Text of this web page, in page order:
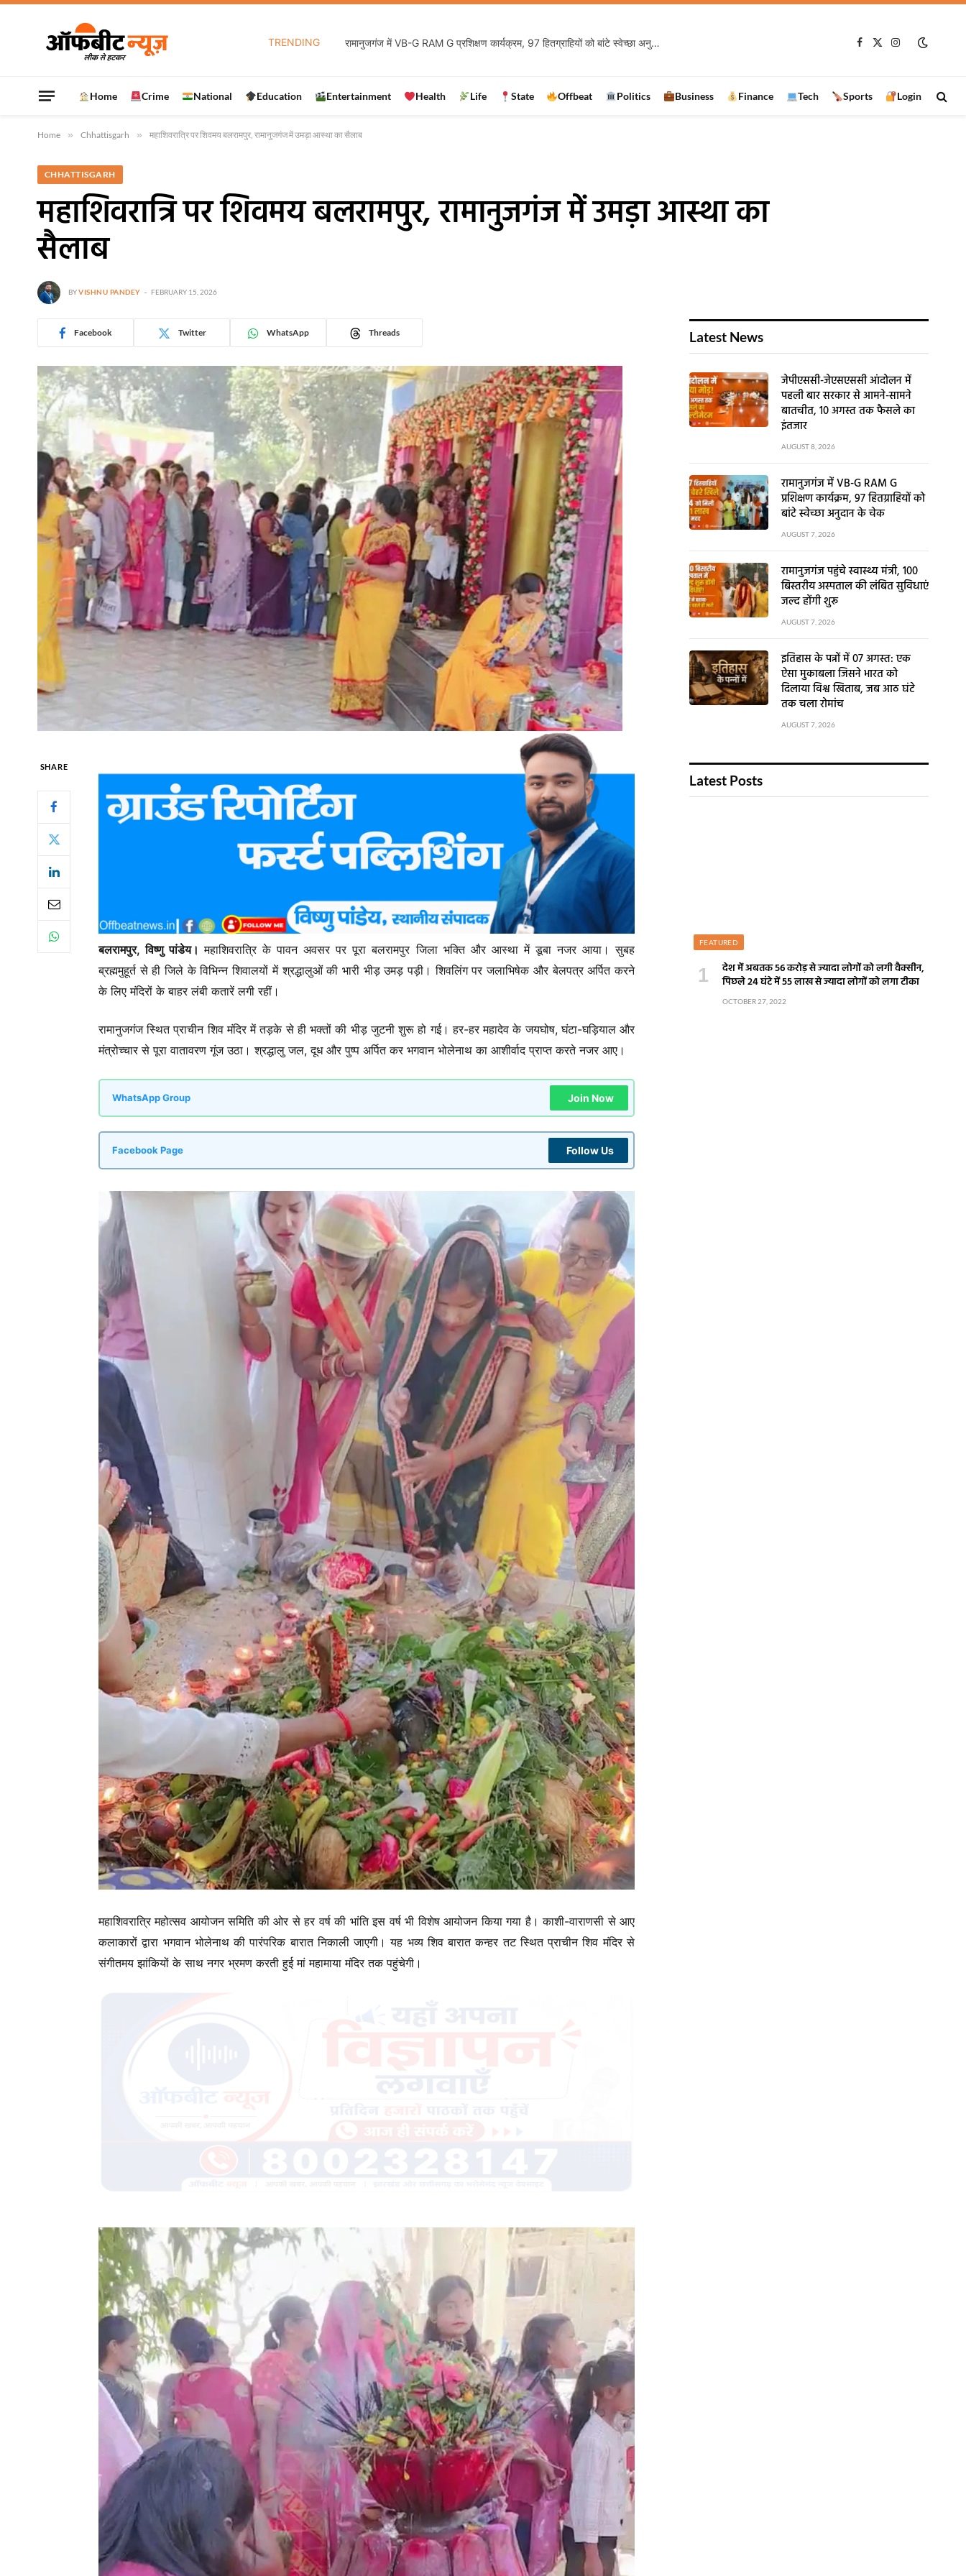
TRENDING रामानुजगंज में VB-G RAM G प्रशिक्षण कार्यक्रम, 97 हितग्राहियों को बांटे स्वेच्छा अनुदान के चेक
Facebook
X
Instagram
Home Crime National Education Entertainment Health Life State Offbeat Politics Business Finance Tech Sports Login
Home » Chhattisgarh » महाशिवरात्रि पर शिवमय बलरामपुर, रामानुजगंज में उमड़ा आस्था का सैलाब
CHHATTISGARH
महाशिवरात्रि पर शिवमय बलरामपुर, रामानुजगंज में उमड़ा आस्था का
सैलाब
BYVISHNU PANDEY FEBRUARY 15, 2026
Facebook Twitter WhatsApp Threads
SHARE
बलरामपुर, विष्णु पांडेय।महाशिवरात्रि के पावन अवसर पर पूरा बलरामपुर जिला भक्ति और आस्था में डूबा नजर आया। सुबह
ब्रह्ममुहूर्त से ही जिले के विभिन्न शिवालयों में श्रद्धालुओं की भारी भीड़ उमड़ पड़ी। शिवलिंग पर जलाभिषेक और बेलपत्र अर्पित करने
के लिए मंदिरों के बाहर लंबी कतारें लगी रहीं।
रामानुजगंज स्थित प्राचीन शिव मंदिर में तड़के से ही भक्तों की भीड़ जुटनी शुरू हो गई। हर-हर महादेव के जयघोष, घंटा-घड़ियाल और
मंत्रोच्चार से पूरा वातावरण गूंज उठा। श्रद्धालु जल, दूध और पुष्प अर्पित कर भगवान भोलेनाथ का आशीर्वाद प्राप्त करते नजर आए।
WhatsApp Group Join Now
Facebook Page Follow Us
महाशिवरात्रि महोत्सव आयोजन समिति की ओर से हर वर्ष की भांति इस वर्ष भी विशेष आयोजन किया गया है। काशी-वाराणसी से आए
कलाकारों द्वारा भगवान भोलेनाथ की पारंपरिक बारात निकाली जाएगी। यह भव्य शिव बारात कन्हर तट स्थित प्राचीन शिव मंदिर से
संगीतमय झांकियों के साथ नगर भ्रमण करती हुई मां महामाया मंदिर तक पहुंचेगी।
Latest News
जेपीएससी-जेएसएससी आंदोलन में
पहली बार सरकार से आमने-सामने
बातचीत, 10 अगस्त तक फैसले का
इंतजार
AUGUST 8, 2026
रामानुजगंज में VB-G RAM G
प्रशिक्षण कार्यक्रम, 97 हितग्राहियों को
बांटे स्वेच्छा अनुदान के चेक
AUGUST 7, 2026
रामानुजगंज पहुंचे स्वास्थ्य मंत्री, 100
बिस्तरीय अस्पताल की लंबित सुविधाएं
जल्द होंगी शुरू
AUGUST 7, 2026
इतिहास के पन्नों में 07 अगस्त: एक
ऐसा मुकाबला जिसने भारत को
दिलाया विश्व खिताब, जब आठ घंटे
तक चला रोमांच
AUGUST 7, 2026
Latest Posts
FEATURED
देश में अबतक 56 करोड़ से ज्यादा लोगों को लगी वैक्सीन,
पिछले 24 घंटे में 55 लाख से ज्यादा लोगों को लगा टीका
OCTOBER 27, 2022